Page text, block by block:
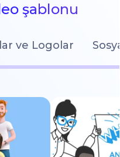
şablonu
ve Logolar